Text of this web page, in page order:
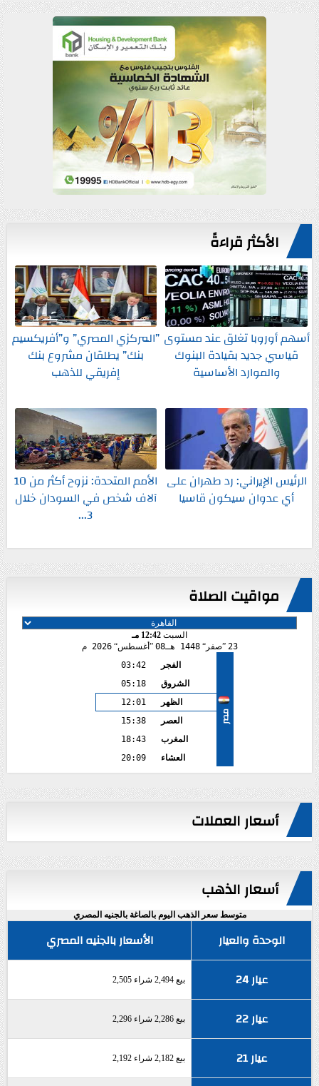
الأكثر قراءةً
أسهم أوروبا تغلق عند مستوى
قياسي جديد بقيادة البنوك
والموارد الأساسية
”المركزي المصري” و”أفريكسيم
بنك” يطلقان مشروع بنك
إفريقي للذهب
الرئيس الإيراني: رد طهران على
أي عدوان سيكون قاسيا
الأمم المتحدة: نزوح أكثر من 10
آلاف شخص في السودان خلال
3...
مواقيت الصلاة
السبت 12:42 مـ
23
صفر 1448 هـ 08 أغسطس 2026 م
مصر
الفجر
03:42
الشروق
05:18
الظهر
12:01
العصر
15:38
المغرب
18:43
العشاء
20:09
أسعار العملات
أسعار الذهب
متوسط سعر الذهب اليوم بالصاغة بالجنيه المصري
الوحدة والعيار
الأسعار بالجنيه المصري
عيار 24
بيع 2,494 شراء 2,505
عيار 22 بيع 2,286 شراء 2,296
عيار 21 بيع 2,182 شراء 2,192